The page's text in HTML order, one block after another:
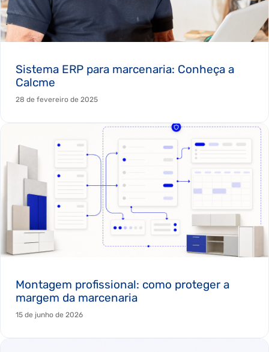
Sistema ERP para marcenaria: Conheça a
Calcme
28 de fevereiro de 2025
Montagem profissional: como proteger a
margem da marcenaria
15 de junho de 2026